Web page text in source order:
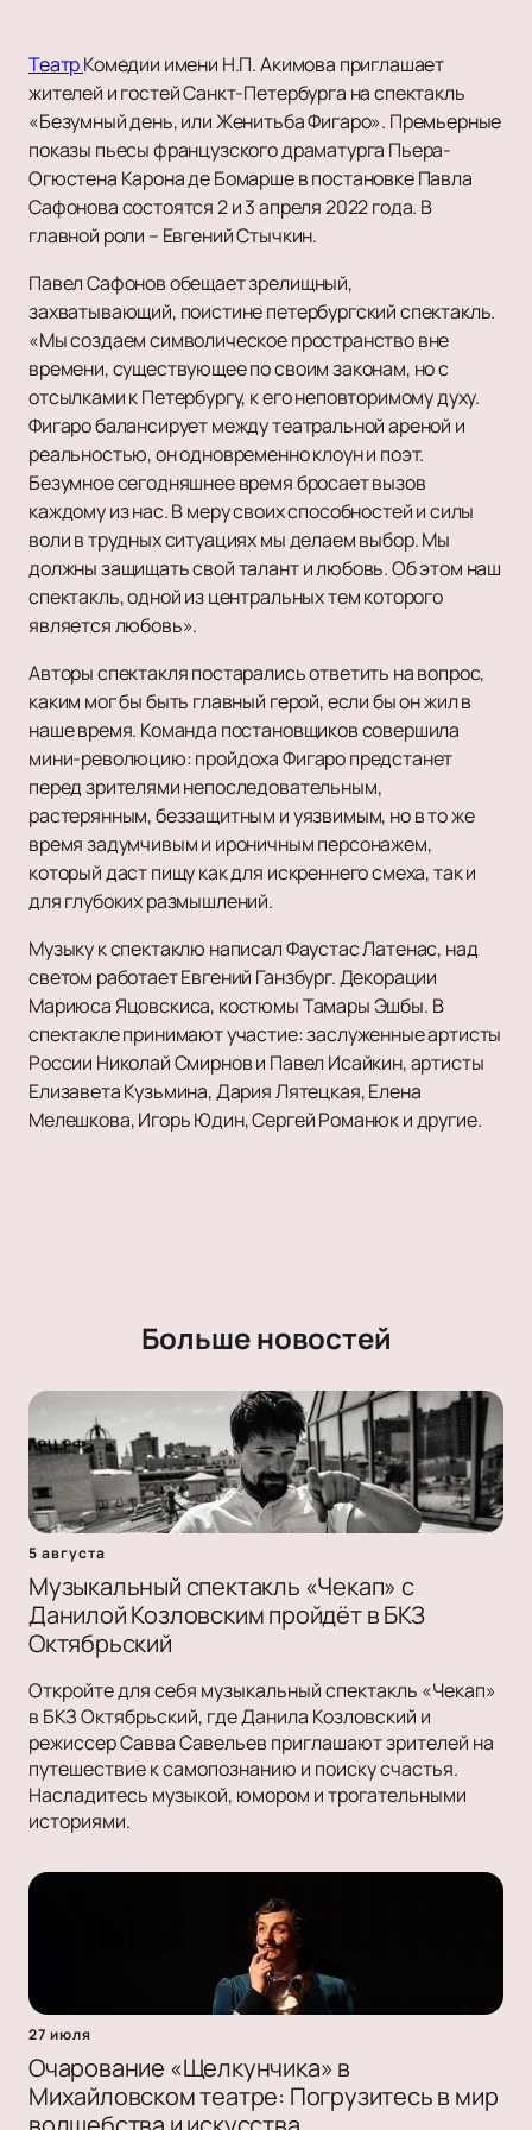
ТеатрКомедии имени Н.П. Акимова приглашает
жителей и гостей Санкт-Петербурга на спектакль
«Безумный день, или Женитьба Фигаро». Премьерные
показы пьесы французского драматурга Пьера-
Огюстена Карона де Бомарше в постановке Павла
Сафонова состоятся 2 и 3 апреля 2022 года. В
главной роли – Евгений Стычкин.
Павел Сафонов обещает зрелищный,
захватывающий, поистине петербургский спектакль.
«Мы создаем символическое пространство вне
времени, существующее по своим законам, но с
отсылками к Петербургу, к его неповторимому духу.
Фигаро балансирует между театральной ареной и
реальностью, он одновременно клоун и поэт.
Безумное сегодняшнее время бросает вызов
каждому из нас. В меру своих способностей и силы
воли в трудных ситуациях мы делаем выбор. Мы
должны защищать свой талант и любовь. Об этом наш
спектакль, одной из центральных тем которого
является любовь».
Авторы спектакля постарались ответить на вопрос,
каким мог бы быть главный герой, если бы он жил в
наше время. Команда постановщиков совершила
мини-революцию: пройдоха Фигаро предстанет
перед зрителями непоследовательным,
растерянным, беззащитным и уязвимым, но в то же
время задумчивым и ироничным персонажем,
который даст пищу как для искреннего смеха, так и
для глубоких размышлений.
Музыку к спектаклю написал Фаустас Латенас, над
светом работает Евгений Ганзбург. Декорации
Мариюса Яцовскиса, костюмы Тамары Эшбы. В
спектакле принимают участие: заслуженные артисты
России Николай Смирнов и Павел Исайкин, артисты
Елизавета Кузьмина, Дария Лятецкая, Елена
Мелешкова, Игорь Юдин, Сергей Романюк и другие.
Больше новостей
5 августа
Музыкальный спектакль «Чекап» с
Данилой Козловским пройдёт в БКЗ
Октябрьский
Откройте для себя музыкальный спектакль «Чекап»
в БКЗ Октябрьский, где Данила Козловский и
режиссер Савва Савельев приглашают зрителей на
путешествие к самопознанию и поиску счастья.
Насладитесь музыкой, юмором и трогательными
историями.
27 июля
Очарование «Щелкунчика» в
Михайловском театре: Погрузитесь в мир